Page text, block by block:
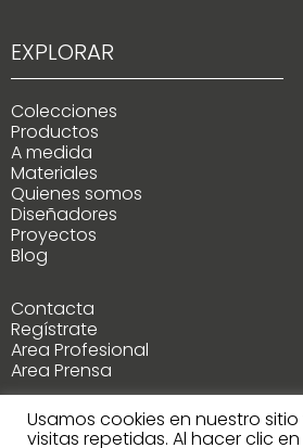
EXPLORAR
Colecciones
Productos
A medida
Materiales
Quienes somos
Diseñadores
Proyectos
Blog
Contacta
Regístrate
Area Profesional
Area Prensa
Usamos cookies en nuestro
visitas repetidas. Al hacer clic